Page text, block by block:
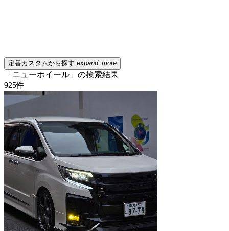
定番カスタムから探す expand_more
「ニューホイール」の検索結果
925件